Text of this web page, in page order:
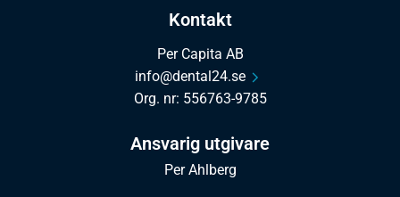
Kontakt
Per Capita AB
info@dental24.se
Org. nr: 556763-9785
Ansvarig utgivare
Per Ahlberg